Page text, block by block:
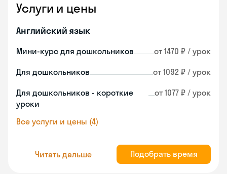
Услуги и цены
Английский язык
Мини-курс для дошкольников от 1470 ₽ / урок
Для дошкольников от 1092 ₽ / урок
Для дошкольников - короткие
уроки
от 1077 ₽ / урок
Все услуги и цены (4)
Читать дальше Подобрать время